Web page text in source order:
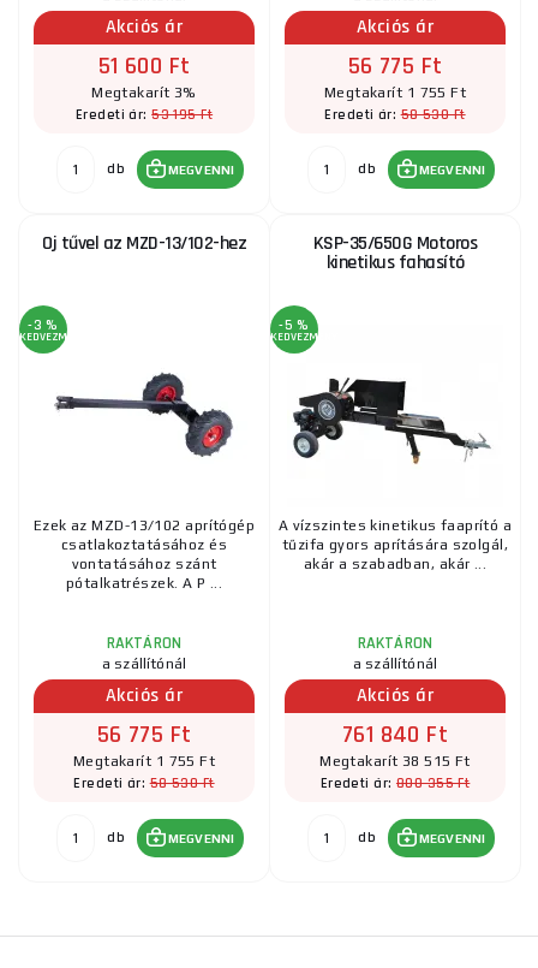
Akciós ár
51 600 Ft
Megtakarít 3%
Eredeti ár:53 195 Ft
db MEGVENNI
Akciós ár
56 775 Ft
Megtakarít 1 755 Ft
Eredeti ár:58 530 Ft
db MEGVENNI
Oj tűvel az MZD-13/102-hez
-3 %
KEDVEZMÉNY
Ezek az MZD-13/102 aprítógép
csatlakoztatásához és
vontatásához szánt
pótalkatrészek. A P ...
RAKTÁRON
a szállítónál
Akciós ár
56 775 Ft
Megtakarít 1 755 Ft
Eredeti ár:58 530 Ft
db MEGVENNI
KSP-35/650G Motoros
kinetikus fahasító
-5 %
KEDVEZMÉNY
A vízszintes kinetikus faaprító a
tűzifa gyors aprítására szolgál,
akár a szabadban, akár ...
RAKTÁRON
a szállítónál
Akciós ár
761 840 Ft
Megtakarít 38 515 Ft
Eredeti ár: 800 355 Ft
db MEGVENNI